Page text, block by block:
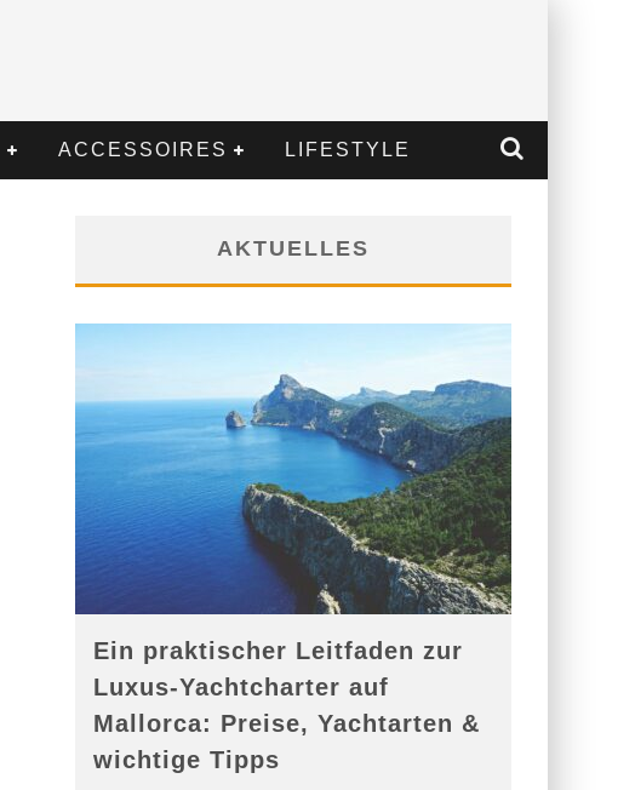
ACCESSOIRES LIFESTYLE
AKTUELLES
Ein praktischer Leitfaden zur
Luxus-Yachtcharter auf
Mallorca: Preise, Yachtarten &
wichtige Tipps